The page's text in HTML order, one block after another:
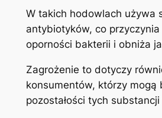
W takich hodowlach używa
antybiotyków, co
oporności bakterii i obniża
Zagrożenie to dotyczy
konsumentów, którzy mogą
pozostałości tych